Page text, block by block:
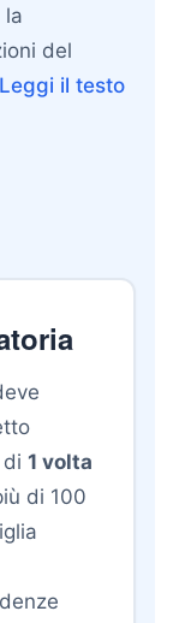
la
del
Leggi il testo
1 volta
di 100